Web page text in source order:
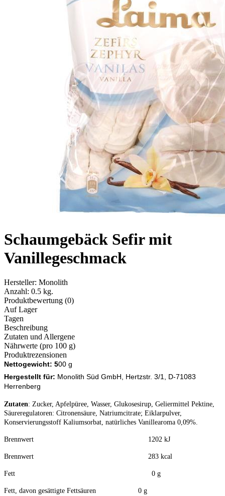
Schaumgebäck Sefir mit
Vanillegeschmack
Hersteller: Monolith
Anzahl: 0.5 kg.
Produktbewertung (0)
Auf Lager
Tagen
Beschreibung
Zutaten und Allergene
Nährwerte (pro 100 g)
Produktrezensionen
Nettogewicht: 500 g
Hergestellt für: Monolith Süd GmbH, Hertzstr. 3/1, D-71083
Herrenberg
Zutaten: Zucker, Apfelpüree, Wasser, Glukosesirup, Geliermittel Pektine,
Säureregulatoren: Citronensäure, Natriumcitrate; Eiklarpulver,
Konservierungsstoff Kaliumsorbat, natürliches Vanillearoma 0,09%.
Brennwert 1202 kJ
Brennwert 283 kcal
Fett 0 g
Fett, davon gesättigte Fettsäuren 0 g